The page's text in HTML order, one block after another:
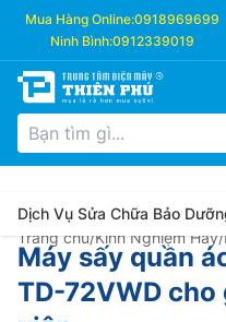
Mua Hàng Online:0918969699
Ninh Bình:0912339019
Dịch Vụ Sửa Chữa Bảo
Trang chủ/Kinh Nghiệm Hay/
Máy sấy quần
TD-72VWD